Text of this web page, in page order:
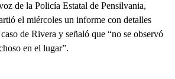
de la Policía Estatal de Pensilvania,
el miércoles un informe con detalles
de Rivera y señaló que “no se observó
en el lugar”.